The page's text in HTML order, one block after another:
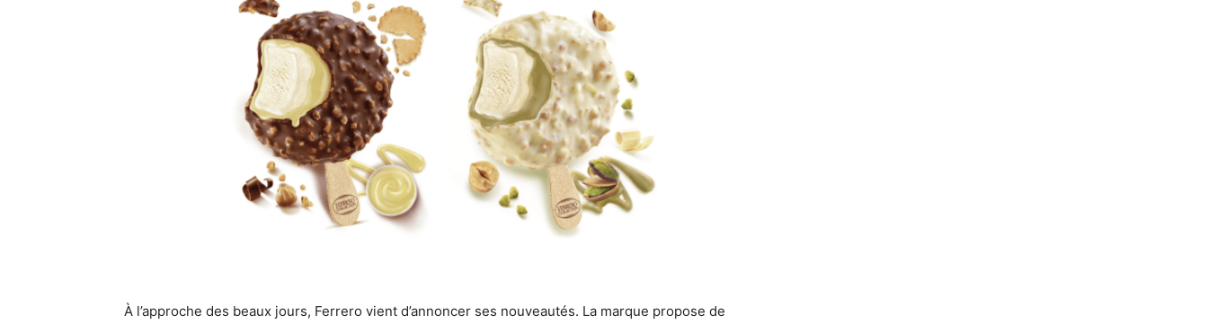
À l’approche des beaux jours, Ferrero vient d’annoncer ses nouveautés. La marque propose de